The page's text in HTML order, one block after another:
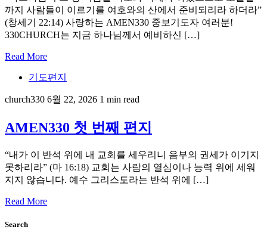
까지 사람들이 이르기를 여호와의 산에서 준비되리라 하더라”
(창세기 22:14) 사랑하는 AMEN330 중보기도자 여러분!
330CHURCH는 지금 하나님께서 예비하신 […]
Read More
기도편지
church330 6월 22, 2026 1 min read
AMEN330 첫 번째 편지
“내가 이 반석 위에 내 교회를 세우리니 음부의 권세가 이기지
못하리라” (마 16:18) 교회는 사람의 열심이나 능력 위에 세워
지지 않습니다. 예수 그리스도라는 반석 위에 […]
Read More
Search